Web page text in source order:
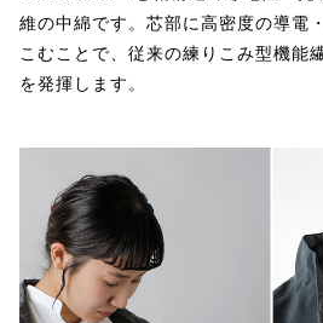
維の中綿です。芯部に高密度の導電
こむことで、従来の練りこみ型機能
を発揮します。